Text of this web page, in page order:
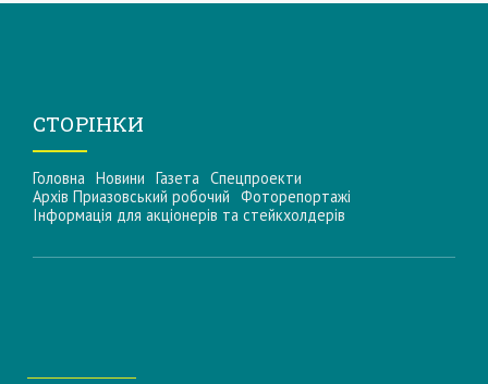
СТОРІНКИ
Головна Новини Газета Спецпроекти
Архів Приазовський робочий Фоторепортажі
Інформацiя для акцiонерiв та стейкхолдерiв